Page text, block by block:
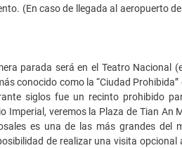
(En caso de llegada al aeropuerto
parada será en el Teatro Nacional
conocido como la “Ciudad
siglos fue un recinto prohibido
veremos la Plaza de Tian An
es una de las más grandes del
de realizar una visita opcional